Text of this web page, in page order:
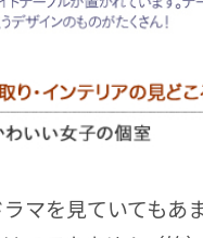
マを見ていてもあ